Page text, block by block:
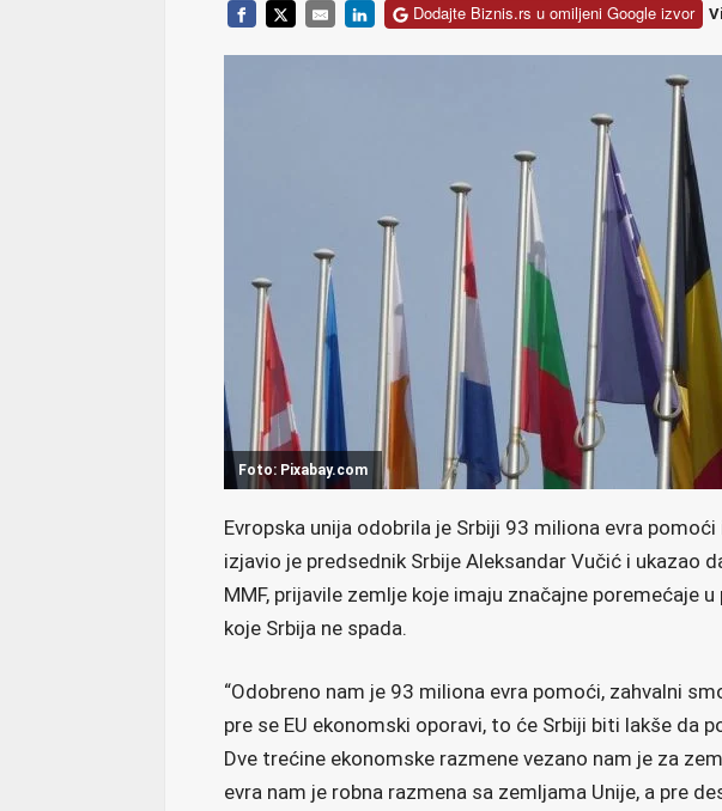
Dodajte Biznis.rs u omiljeni Google izvor
Foto: Pixabay.com
Evropska unija odobrila je Srbiji 93 miliona evra
izjavio je predsednik Srbije Aleksandar Vučić i ukazao
MMF, prijavile zemlje koje imaju značajne poremećaje
koje Srbija ne spada.
“Odobreno nam je 93 miliona evra pomoći, zahvalni
pre se EU ekonomski oporavi, to će Srbiji biti lakše da
Dve trećine ekonomske razmene vezano nam je za
evra nam je robna razmena sa zemljama Unije, a pre